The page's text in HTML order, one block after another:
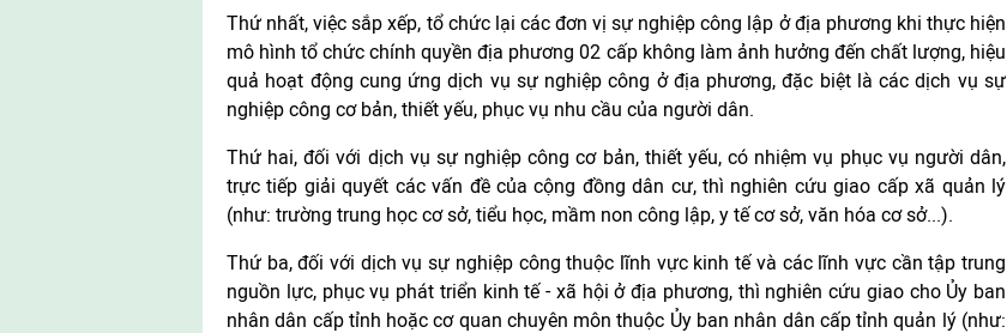
Thứ nhất, việc sắp xếp, tổ chức lại các đơn vị sự nghiệp công lập ở địa phương khi thực hiện
mô hình tổ chức chính quyền địa phương 02 cấp không làm ảnh hưởng đến chất lượng, hiệu
quả hoạt động cung ứng dịch vụ sự nghiệp công ở địa phương, đặc biệt là các dịch vụ sự
nghiệp công cơ bản, thiết yếu, phục vụ nhu cầu của người dân.
Thứ hai, đối với dịch vụ sự nghiệp công cơ bản, thiết yếu, có nhiệm vụ phục vụ người dân,
trực tiếp giải quyết các vấn đề của cộng đồng dân cư, thì nghiên cứu giao cấp xã quản lý
(như: trường trung học cơ sở, tiểu học, mầm non công lập, y tế cơ sở, văn hóa cơ sở...).
Thứ ba, đối với dịch vụ sự nghiệp công thuộc lĩnh vực kinh tế và các lĩnh vực cần tập trung
nguồn lực, phục vụ phát triển kinh tế - xã hội ở địa phương, thì nghiên cứu giao cho Ủy ban
nhân dân cấp tỉnh hoặc cơ quan chuyên môn thuộc Ủy ban nhân dân cấp tỉnh quản lý (như: